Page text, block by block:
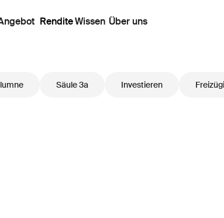
RenditeWissen Über uns
Säule 3a Investieren